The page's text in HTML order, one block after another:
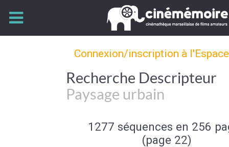
Connexion/inscription à
Recherche Descripteur
Paysage urbain
1277 séquences en 256
(page 22)